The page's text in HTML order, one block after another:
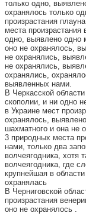
только одно,
охранялось только
произрастания
места произрастания
одно, выявлено одно
оно не охранялось,
не охранялись,
не охранялись,
охранялись,
выявленных нами.
В Черкасской
скополии, и ни одно
в Украине мест
охранялось,
шахматного и она не
3 природных места
нами, только два
волчеягодника, хотя
волчеягодника, где
крупнейшая в
охранялась
В Черниговской
произрастания
оно не охранялось .